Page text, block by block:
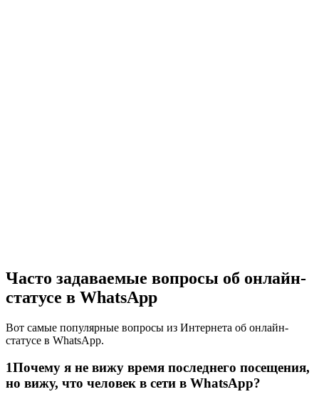
Часто задаваемые вопросы об онлайн-
статусе в WhatsApp
Вот самые популярные вопросы из Интернета об онлайн-
статусе в WhatsApp.
1Почему я не вижу время последнего посещения,
но вижу, что человек в сети в WhatsApp?